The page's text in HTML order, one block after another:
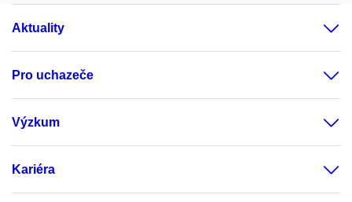
Aktuality
Pro uchazeče
Výzkum
Kariéra